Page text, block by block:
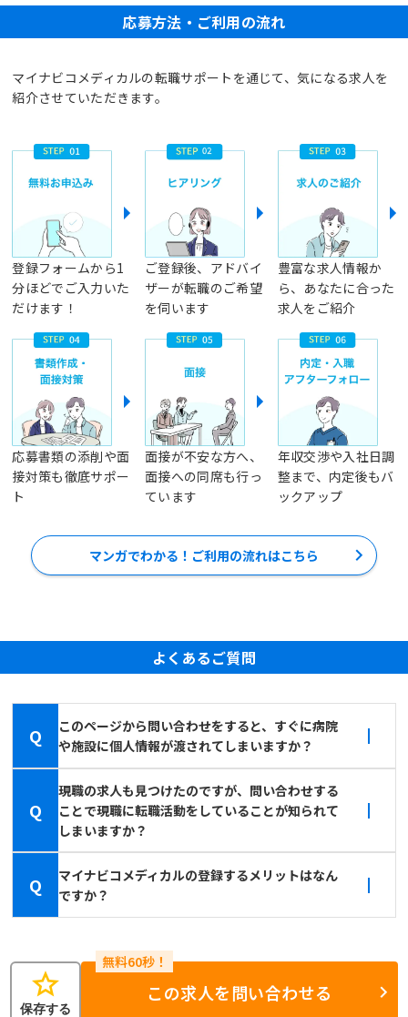
応募方法・ご利用の流れ
マイナビコメディカルの転職サポートを通じて、気になる求人を
紹介させていただきます。
登録フォームから1
分ほどでご入力いた
だけます！
ご登録後、アドバイ
ザーが転職のご希望
を伺います
豊富な求人情報か
ら、あなたに合った
求人をご紹介
応募書類の添削や面
接対策も徹底サポー
ト
面接が不安な方へ、
面接への同席も行っ
ています
年収交渉や入社日調
整まで、内定後もバ
ックアップ
マンガでわかる！ご利用の流れはこちら
よくあるご質問
Q
このページから問い合わせをすると、すぐに病院
や施設に個人情報が渡されてしまいますか？
Q
現職の求人も見つけたのですが、問い合わせする
ことで現職に転職活動をしていることが知られて
しまいますか？
Q
マイナビコメディカルの登録するメリットはなん
ですか？
star
保存する
この求人を問い合わせる